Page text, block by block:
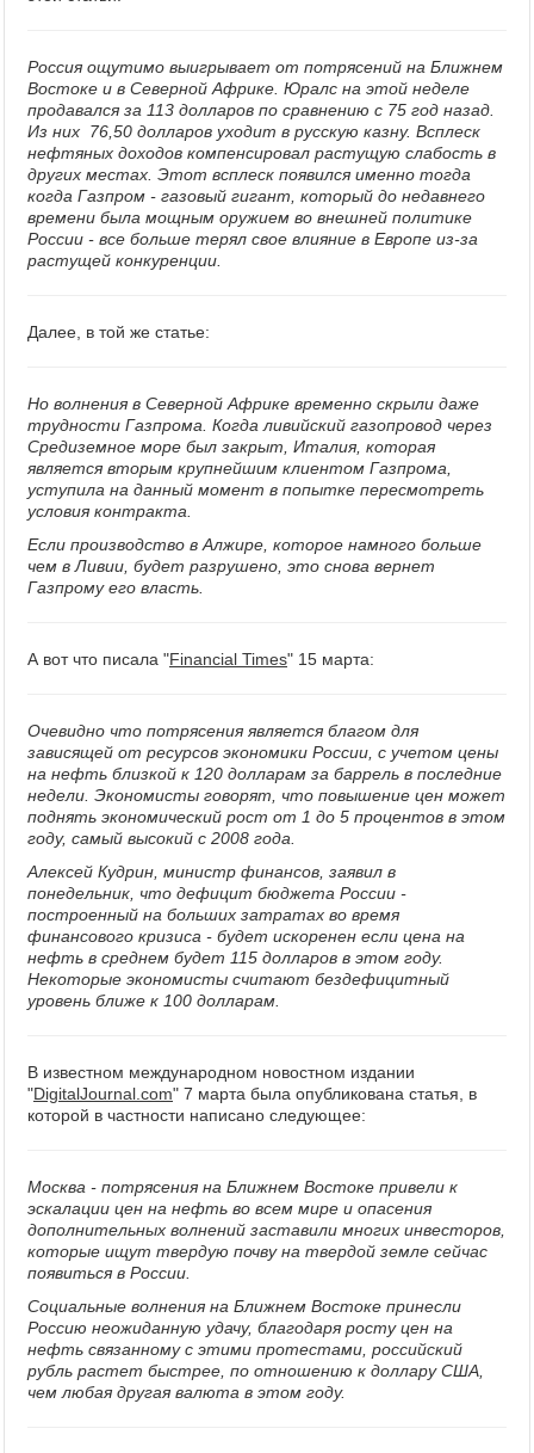
Россия ощутимо выигрывает от потрясений на Ближнем
Востоке и в Северной Африке. Юралс на этой неделе
продавался за 113 долларов по сравнению с 75 год назад.
Из них 76,50 долларов уходит в русскую казну. Всплеск
нефтяных доходов компенсировал растущую слабость в
других местах. Этот всплеск появился именно тогда
когда Газпром - газовый гигант, который до недавнего
времени была мощным оружием во внешней политике
России - все больше терял свое влияние в Европе из-за
растущей конкуренции.
Далее, в той же статье:
Но волнения в Северной Африке временно скрыли даже
трудности Газпрома. Когда ливийский газопровод через
Средиземное море был закрыт, Италия, которая
является вторым крупнейшим клиентом Газпрома,
уступила на данный момент в попытке пересмотреть
условия контракта.
Если производство в Алжире, которое намного больше
чем в Ливии, будет разрушено, это снова вернет
Газпрому его власть.
А вот что писала "Financial Times" 15 марта:
Очевидно что потрясения является благом для
зависящей от ресурсов экономики России, с учетом цены
на нефть близкой к 120 долларам за баррель в последние
недели. Экономисты говорят, что повышение цен может
поднять экономический рост от 1 до 5 процентов в этом
году, самый высокий с 2008 года.
Алексей Кудрин, министр финансов, заявил в
понедельник, что дефицит бюджета России -
построенный на больших затратах во время
финансового кризиса - будет искоренен если цена на
нефть в среднем будет 115 долларов в этом году.
Некоторые экономисты считают бездефицитный
уровень ближе к 100 долларам.
В известном международном новостном издании
"DigitalJournal.com" 7 марта была опубликована статья, в
которой в частности написано следующее:
Москва - потрясения на Ближнем Востоке привели к
эскалации цен на нефть во всем мире и опасения
дополнительных волнений заставили многих инвесторов,
которые ищут твердую почву на твердой земле сейчас
появиться в России.
Социальные волнения на Ближнем Востоке принесли
Россию неожиданную удачу, благодаря росту цен на
нефть связанному с этими протестами, российский
рубль растет быстрее, по отношению к доллару США,
чем любая другая валюта в этом году.